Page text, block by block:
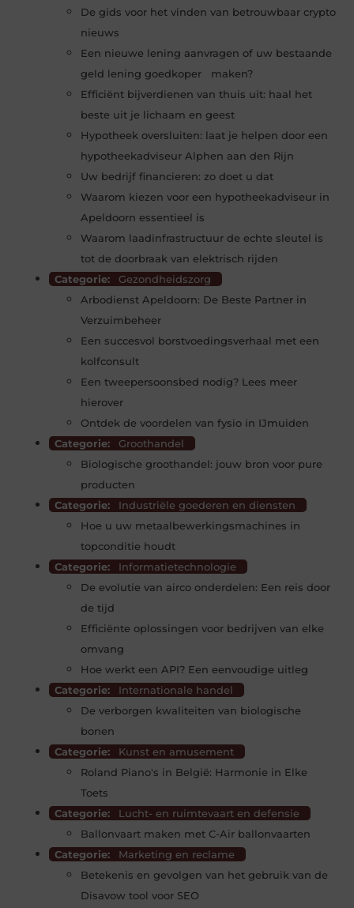
De gids voor het vinden van betrouwbaar crypto
nieuws
Een nieuwe lening aanvragen of uw bestaande
geld lening goedkoper maken?
Efficiënt bijverdienen van thuis uit: haal het
beste uit je lichaam en geest
Hypotheek oversluiten: laat je helpen door een
hypotheekadviseur Alphen aan den Rijn
Uw bedrijf financieren: zo doet u dat
Waarom kiezen voor een hypotheekadviseur in
Apeldoorn essentieel is
Waarom laadinfrastructuur de echte sleutel is
tot de doorbraak van elektrisch rijden
Categorie:
Gezondheidszorg
Arbodienst Apeldoorn: De Beste Partner in
Verzuimbeheer
Een succesvol borstvoedingsverhaal met een
kolfconsult
Een tweepersoonsbed nodig? Lees meer
hierover
Ontdek de voordelen van fysio in IJmuiden
Categorie:
Groothandel
Biologische groothandel: jouw bron voor pure
producten
Categorie:
Industriële goederen en diensten
Hoe u uw metaalbewerkingsmachines in
topconditie houdt
Categorie:
Informatietechnologie
De evolutie van airco onderdelen: Een reis door
de tijd
Efficiënte oplossingen voor bedrijven van elke
omvang
Hoe werkt een API? Een eenvoudige uitleg
Categorie:
Internationale handel
De verborgen kwaliteiten van biologische
bonen
Categorie:
Kunst en amusement
Roland Piano's in België: Harmonie in Elke
Toets
Categorie:
Lucht- en ruimtevaart en defensie
Ballonvaart maken met C-Air ballonvaarten
Categorie:
Marketing en reclame
Betekenis en gevolgen van het gebruik van de
Disavow tool voor SEO